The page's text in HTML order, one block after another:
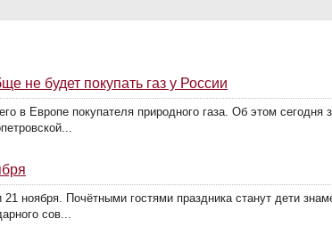
не будет покупать газ у России
в Европе покупателя природного газа. Об этом
ноября. Почётными гостями праздника станут дети
сов...